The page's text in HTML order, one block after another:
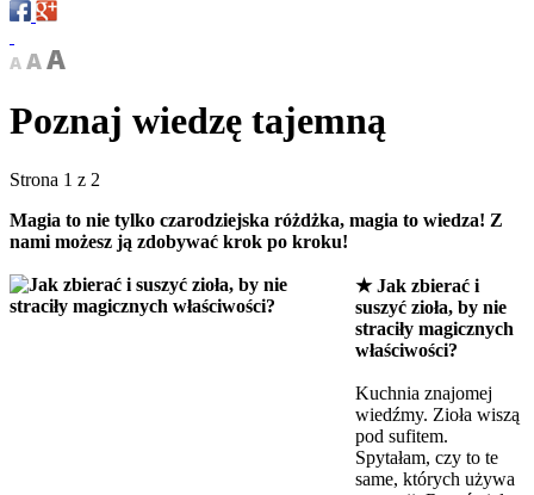
Poznaj wiedzę tajemną
Strona 1 z 2
Magia to nie tylko czarodziejska różdżka, magia to wiedza! Z
nami możesz ją zdobywać krok po kroku!
★Jak zbierać i
suszyć zioła, by nie
straciły magicznych
właściwości?
Kuchnia znajomej
wiedźmy. Zioła wiszą
pod sufitem.
Spytałam, czy to te
same, których używa